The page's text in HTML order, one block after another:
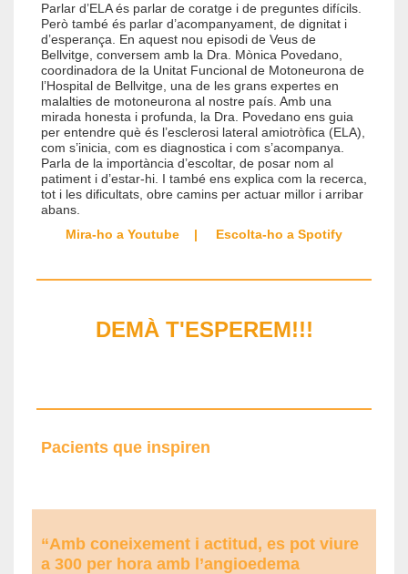
Parlar d’ELA és parlar de coratge i de preguntes difícils.
Però també és parlar d’acompanyament, de dignitat i
d’esperança. En aquest nou episodi de Veus de
Bellvitge, conversem amb la Dra. Mònica Povedano,
coordinadora de la Unitat Funcional de Motoneurona de
l’Hospital de Bellvitge, una de les grans expertes en
malalties de motoneurona al nostre país. Amb una
mirada honesta i profunda, la Dra. Povedano ens guia
per entendre què és l’esclerosi lateral amiotròfica (ELA),
com s’inicia, com es diagnostica i com s’acompanya.
Parla de la importància d’escoltar, de posar nom al
patiment i d’estar-hi. I també ens explica com la recerca,
tot i les dificultats, obre camins per actuar millor i arribar
abans.
Mira-ho a Youtube
| Escolta-ho a Spotify
DEMÀ T'ESPEREM!!!
Pacients que inspiren
“Amb coneixement i actitud, es pot viure
a 300 per hora amb l’angioedema